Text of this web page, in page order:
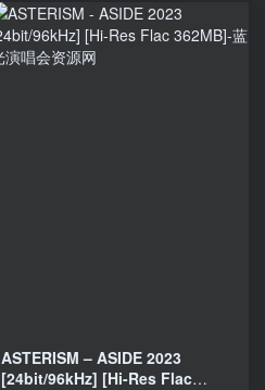
ASTERISM – ASIDE 2023
[24bit/96kHz] [Hi-Res Flac